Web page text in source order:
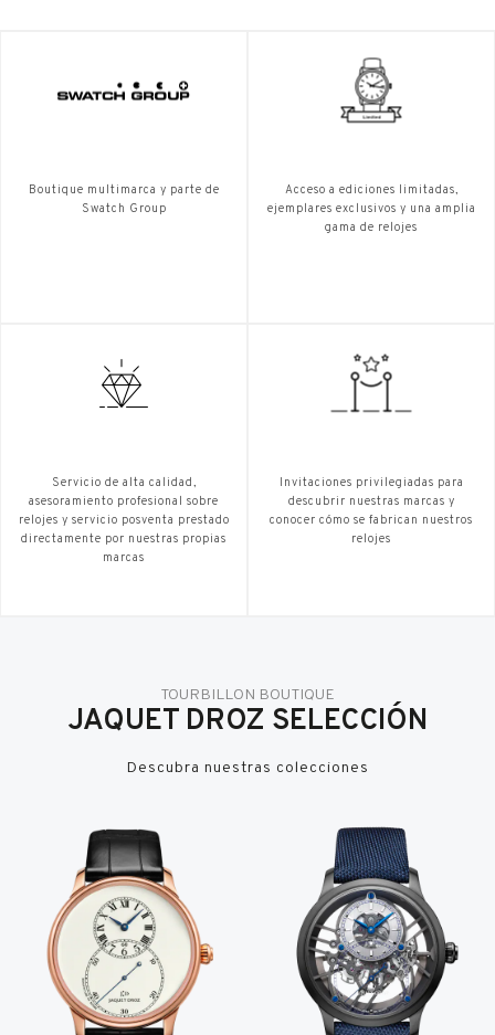
Boutique multimarca y parte de
Swatch Group
Acceso a ediciones limitadas,
ejemplares exclusivos y una amplia
gama de relojes
Servicio de alta calidad,
asesoramiento profesional sobre
relojes y servicio posventa prestado
directamente por nuestras propias
marcas
Invitaciones privilegiadas para
descubrir nuestras marcas y
conocer cómo se fabrican nuestros
relojes
TOURBILLON BOUTIQUE
JAQUET DROZ SELECCIÓN
Descubra nuestras colecciones